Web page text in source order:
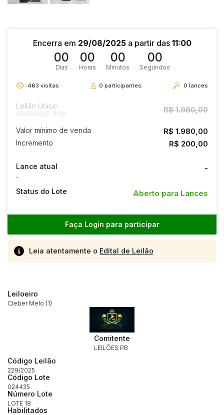
Encerra em 29/08/2025a partir das 11:00
00
Dias
00
Horas
00
Minutos
00
Segundos
463 visitas 0participantes 0 lances
Leilão Único
29/08/2025 11:00 R$ 1.980,00
Valor mínimo de venda R$ 1.980,00
Incremento R$ 200,00
Lance atual
-
-
Status do Lote Aberto para Lances
Faça Login para participar
Leia atentamente o Edital de Leilão
Leiloeiro
Cleber Melo (1)
Comitente
LEILÕES PB
Código Leilão
229/2025
Código Lote
024435
Número Lote
LOTE 18
Habilitados
Envie sua Proposta
Histórico de Propostas
Data
Clique aqui para fazer login
Habilite-se para efetuar lances ou